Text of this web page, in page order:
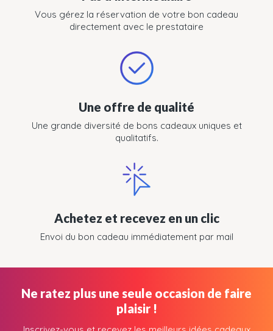
Vous gérez la réservation de votre bon cadeau
directement avec le prestataire
Une offre de qualité
Une grande diversité de bons cadeaux uniques et
qualitatifs.
Achetez et recevez en un clic
Envoi du bon cadeau immédiatement par mail
Ne ratez plus une seule occasion de faire
plaisir !